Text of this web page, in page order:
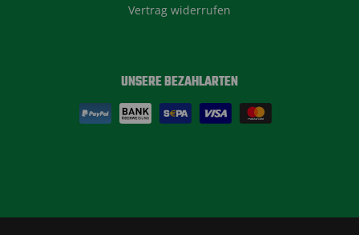
Vertrag widerrufen
UNSERE BEZAHLARTEN